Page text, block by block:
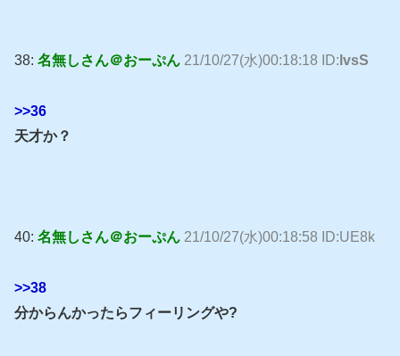
38: 名無しさん＠おーぷん 21/10/27(水)00:18:18 ID: lvsS
>>36
天才か？
40: 名無しさん＠おーぷん 21/10/27(水)00:18:58 ID:UE8k
>>38
分からんかったらフィーリングや?